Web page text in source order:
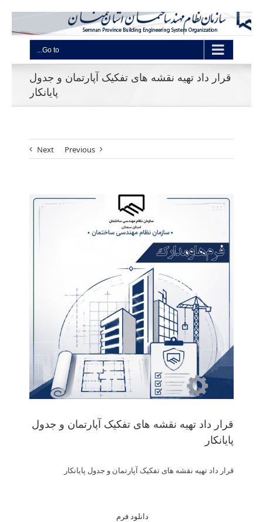
Go to...
قرار داد تهیه نقشه های تفکیک آپارتمان و جدول
پایانکار
Previous
Next
View
Larger
قرار داد تهیه نقشه های تفکیک آپارتمان و جدول
پایانکار
قرار داد تهیه نقشه های تفکیک آپارتمان و جدول پایانکار
دانلود فرم